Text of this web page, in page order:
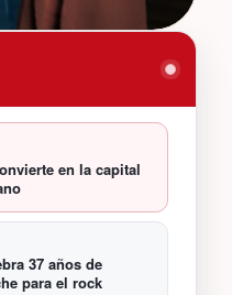
en la capital
37 años de
para el rock